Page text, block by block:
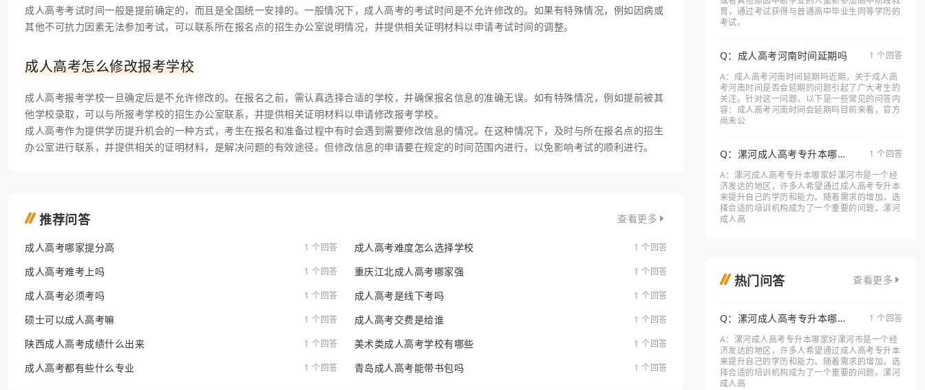
成人高考考试时间一般是提前确定的，而且是全国统一安排的。一般情况下，成人高考的考试时间是不允许修改的。如果有特殊情况，例如因病或
其他不可抗力因素无法参加考试，可以联系所在报名点的招生办公室说明情况，并提供相关证明材料以申请考试时间的调整。
成人高考怎么修改报考学校
成人高考报考学校一旦确定后是不允许修改的。在报名之前，需认真选择合适的学校，并确保报名信息的准确无误。如有特殊情况，例如提前被其
他学校录取，可以与所报考学校的招生办公室联系，并提供相关证明材料以申请修改报考学校。
成人高考作为提供学历提升机会的一种方式，考生在报名和准备过程中有时会遇到需要修改信息的情况。在这种情况下，及时与所在报名点的招生
办公室进行联系，并提供相关的证明材料，是解决问题的有效途径。但修改信息的申请要在规定的时间范围内进行，以免影响考试的顺利进行。
推荐问答 查看更多
成人高考哪家提分高 1 个回答 成人高考难度怎么选择学校 1 个回答
成人高考难考上吗 1 个回答 重庆江北成人高考哪家强 1 个回答
成人高考必须考吗 1 个回答 成人高考是线下考吗 1 个回答
硕士可以成人高考嘛 1 个回答 成人高考交费是给谁 1 个回答
陕西成人高考成绩什么出来 1 个回答 美术类成人高考学校有哪些 1 个回答
成人高考都有些什么专业 1 个回答 青岛成人高考能带书包吗 1 个回答
育，通过考试获得与普通高中毕业生同等学历的
考试。
Q：成人高考河南时间延期吗
1 个回答
A：成人高考河南时间延期吗近期，关于成人高
考河南时间是否会延期的问题引起了广大考生的
关注。针对这一问题，以下是一些常见的问答内
容：成人高考河南时间会延期吗目前来看，官方
尚未公
Q：漯河成人高考专升本哪家
好
1 个回答
A：漯河成人高考专升本哪家好漯河市是一个经
济发达的地区，许多人希望通过成人高考专升本
来提升自己的学历和能力。随着需求的增加，选
择合适的培训机构成为了一个重要的问题。漯河
成人高
热门问答 查看更多
Q：漯河成人高考专升本哪家
好
1 个回答
A：漯河成人高考专升本哪家好漯河市是一个经
济发达的地区，许多人希望通过成人高考专升本
来提升自己的学历和能力。随着需求的增加，选
择合适的培训机构成为了一个重要的问题。漯河
成人高